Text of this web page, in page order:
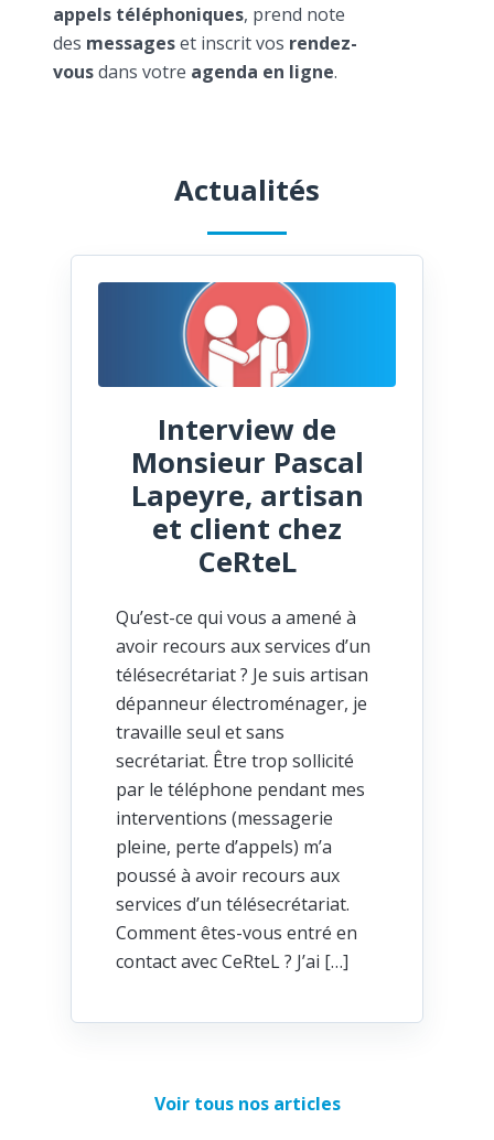
appels téléphoniques, prend note
des messageset inscrit vos rendez-
vousdans votre agenda en ligne.
Actualités
Interview de
Monsieur Pascal
Lapeyre, artisan
et client chez
CeRteL
Qu’est-ce qui vous a amené à
avoir recours aux services d’un
télésecrétariat ? Je suis artisan
dépanneur électroménager, je
travaille seul et sans
secrétariat. Être trop sollicité
par le téléphone pendant mes
interventions (messagerie
pleine, perte d’appels) m’a
poussé à avoir recours aux
services d’un télésecrétariat.
Comment êtes-vous entré en
contact avec CeRteL ? J’ai […]
Voir tous nos articles